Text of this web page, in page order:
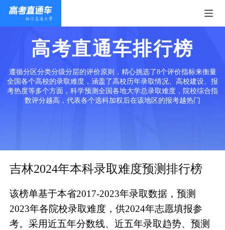
高考直通车排行榜
遵循分区分类分级分层的评价原则，精心挑选了8个评价指标来衡量
全国各个高校的录取难度，涵盖了高校历年录取情况、高校建设、报
考热度等多个方面，科学预测全国各地大学总录取难度，院校综合指
数评分越高，代表各个选科加权后在该地区的报考越热门
吉林2024年本科录取难度预测排行榜
该榜单基于本省2017-2023年录取数据，预测
2023年各院校录取难度，供2024年志愿填报参
考。采用近五年分数线、近五年录取趋势、预测